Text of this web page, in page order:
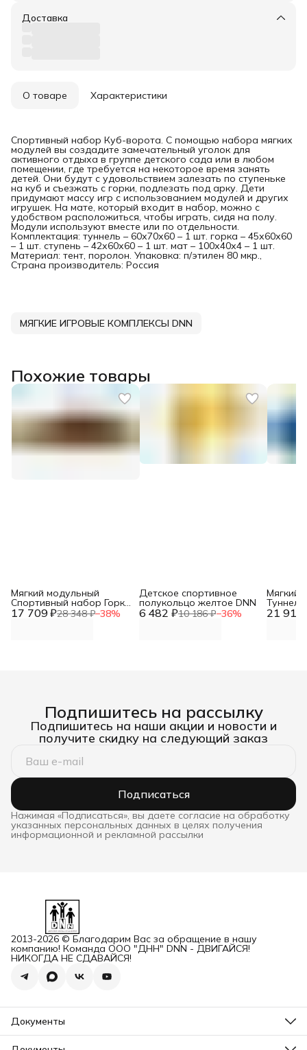
Доставка
О товаре Характеристики
Спортивный набор Куб-ворота. С помощью набора мягких
модулей вы создадите замечательный уголок для
активного отдыха в группе детского сада или в любом
помещении, где требуется на некоторое время занять
детей. Они будут с удовольствием залезать по ступеньке
на куб и съезжать с горки, подлезать под арку. Дети
придумают массу игр с использованием модулей и других
игрушек. На мате, который входит в набор, можно с
удобством расположиться, чтобы играть, сидя на полу.
Модули используют вместе или по отдельности.
Комплектация: туннель – 60х70х60 – 1 шт. горка – 45х60х60
– 1 шт. ступень – 42х60х60 – 1 шт. мат – 100х40х4 – 1 шт.
Материал: тент, поролон. Упаковка: п/этилен 80 мкр.,
Страна производитель: Россия
МЯГКИЕ ИГРОВЫЕ КОМПЛЕКСЫ DNN
Похожие товары
17 709 ₽28 348 ₽−38%
Мягкий модульный
Спортивный набор Горка
+куб+ ступень с 6 482 ₽10 186 ₽−36%
Детское спортивное
полукольцо желтое DNN
21 918
Мягкий
секции)
Подпишитесь на рассылку
Подпишитесь на наши акции и новости и
получите скидку на следующий заказ
Подписаться
Нажимая «Подписаться», вы даете согласие на обработку
указанных персональных данных в целях получения
информационной и рекламной рассылки
2013-2026 © Благодарим Вас за обращение в нашу
компанию! Команда ООО "ДНН" DNN - ДВИГАЙСЯ!
НИКОГДА НЕ СДАВАЙСЯ!
Документы